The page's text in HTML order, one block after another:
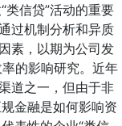
信贷”活动的重要
过机制分析和异质
素，以期为公司发
的影响研究。近年
道之一，但由于非
金融是如何影响资